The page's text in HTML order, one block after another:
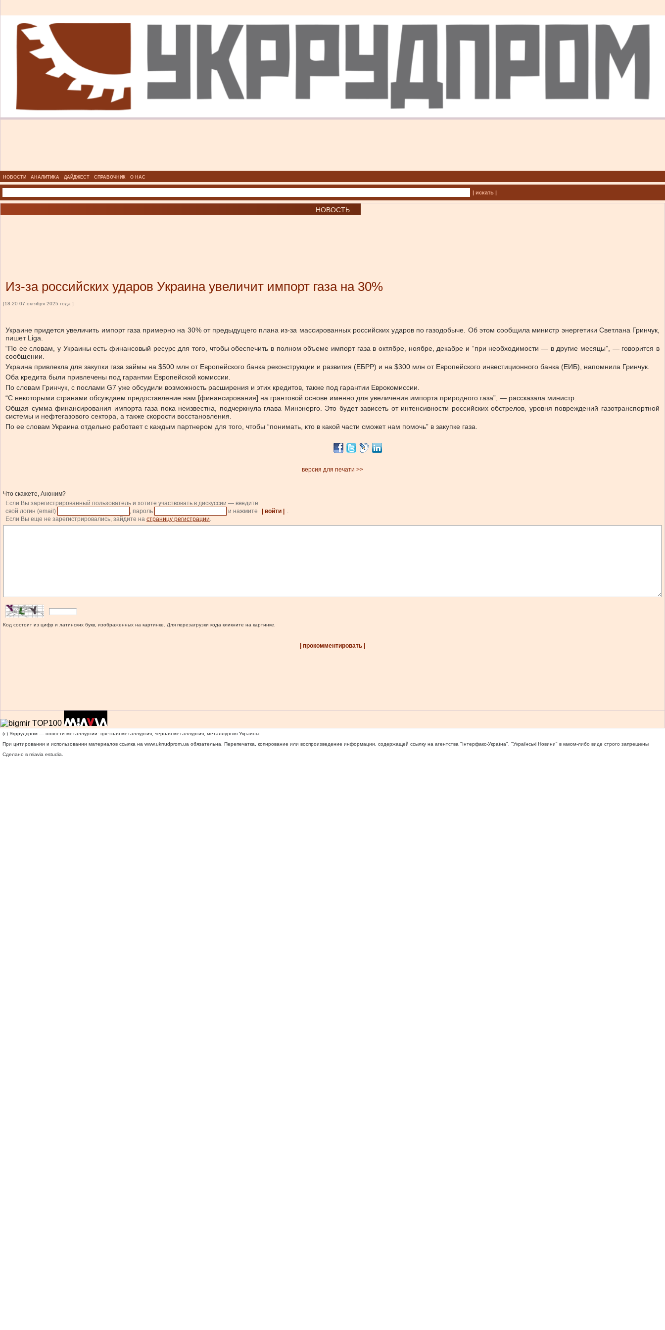
НОВОСТИ АНАЛИТИКА ДАЙДЖЕСТ СПРАВОЧНИК О НАС
| искать |
НОВОСТЬ
Из-за российских ударов Украина увеличит импорт газа на 30%
[18:20 07 октября 2025 года ]
Украине придется увеличить импорт газа примерно на 30% от предыдущего плана из-за массированных российских ударов по газодобыче. Об этом сообщила министр энергетики Светлана Гринчук,
пишет Liga.
“По ее словам, у Украины есть финансовый ресурс для того, чтобы обеспечить в полном объеме импорт газа в октябре, ноябре, декабре и “при необходимости — в другие месяцы”, — говорится в
сообщении.
Украина привлекла для закупки газа займы на $500 млн от Европейского банка реконструкции и развития (ЕБРР) и на $300 млн от Европейского инвестиционного банка (ЕИБ), напомнила Гринчук.
Оба кредита были привлечены под гарантии Европейской комиссии.
По словам Гринчук, с послами G7 уже обсудили возможность расширения и этих кредитов, также под гарантии Еврокомиссии.
“С некоторыми странами обсуждаем предоставление нам [финансирования] на грантовой основе именно для увеличения импорта природного газа”, — рассказала министр.
Общая сумма финансирования импорта газа пока неизвестна, подчеркнула глава Минэнерго. Это будет зависеть от интенсивности российских обстрелов, уровня повреждений газотранспортной
системы и нефтегазового сектора, а также скорости восстановления.
По ее словам Украина отдельно работает с каждым партнером для того, чтобы “понимать, кто в какой части сможет нам помочь” в закупке газа.
версия для печати >>
Что скажете, Аноним?
Если Вы зарегистрированный пользователь и хотите участвовать в дискуссии — введите
свой логин (email)
, пароль и нажмите | войти |
.
Если Вы еще не зарегистрировались, зайдите на страницу регистрации.
Код состоит из цифр и латинских букв, изображенных на картинке. Для перезагрузки кода кликните на картинке.
| прокомментировать |
(c) Укррудпром — новости металлургии: цветная металлургия, черная металлургия, металлургия Украины
При цитировании и использовании материалов ссылка на www.ukrrudprom.ua обязательна. Перепечатка, копирование или воспроизведение информации, содержащей ссылку на агентства "Iнтерфакс-Україна", "Українськi Новини" в каком-либо виде строго запрещены
Сделано в miavia estudia.